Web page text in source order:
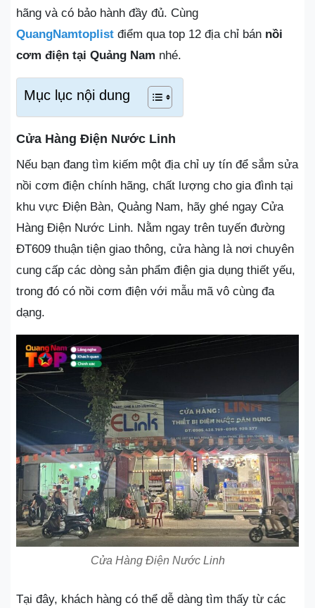
hãng và có bảo hành đầy đủ. Cùng
QuangNamtoplist điểm qua top 12 địa chỉ bán nồi
cơm điện tại Quảng Nam nhé.
Mục lục nội dung
Cửa Hàng Điện Nước Linh
Nếu bạn đang tìm kiếm một địa chỉ uy tín để sắm sửa
nồi cơm điện chính hãng, chất lượng cho gia đình tại
khu vực Điện Bàn, Quảng Nam, hãy ghé ngay Cửa
Hàng Điện Nước Linh. Nằm ngay trên tuyến đường
ĐT609 thuận tiện giao thông, cửa hàng là nơi chuyên
cung cấp các dòng sản phẩm điện gia dụng thiết yếu,
trong đó có nồi cơm điện với mẫu mã vô cùng đa
dạng.
Cửa Hàng Điện Nước Linh
Tại đây, khách hàng có thể dễ dàng tìm thấy từ các